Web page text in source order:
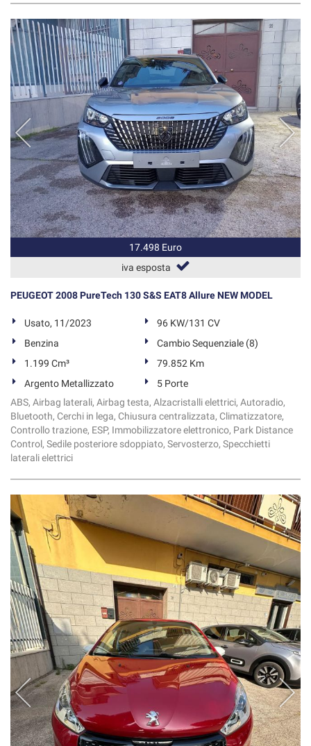
17.498 Euro
iva esposta
PEUGEOT 2008 PureTech 130 S&S EAT8 Allure NEW MODEL
Usato, 11/2023
96 KW/131 CV
Benzina
Cambio Sequenziale (8)
1.199 Cm³
79.852 Km
Argento Metallizzato
5 Porte
ABS, Airbag laterali, Airbag testa, Alzacristalli elettrici, Autoradio,
Bluetooth, Cerchi in lega, Chiusura centralizzata, Climatizzatore,
Controllo trazione, ESP, Immobilizzatore elettronico, Park Distance
Control, Sedile posteriore sdoppiato, Servosterzo, Specchietti
laterali elettrici